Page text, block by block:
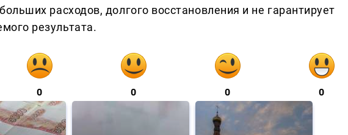
расходов, долгого восстановления и не гарантирует
результата.
0 0 0 0